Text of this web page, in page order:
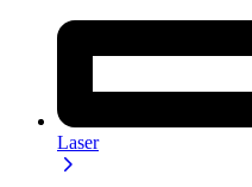
Laser